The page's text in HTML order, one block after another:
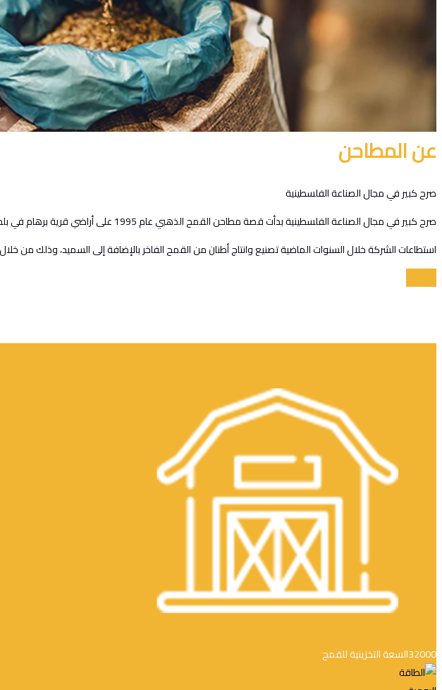
عن المطاحن
صرح كبير في مجال الصناعة الفلسطينية
صرح كبير في مجال الصناعة الفلسطينية بدأت قصة مطاحن القمح الذهبي عام 1995 على أراضي قرية برهام في بلدة بيرزيت الواقعة شمال مدينة رام الله، على مساحة إجمالية تبلغ مساحتها حوالي 32 دونم.
استطاعات الشركة خلال السنوات الماضية تصنيع وانتاج أطنان من القمح الفاخر بالإضافة إلى السميد، وذلك
32000السعة التخزينية للقمح